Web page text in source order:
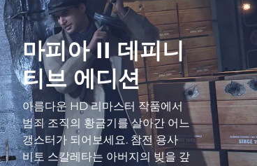
마피아 II 데피니
티브 에디션
아름다운 HD 리마스터 작품에서
범죄 조직의 황금기를 살아간 어느
갱스터가 되어보세요. 참전 용사
비토 스칼레타는 아버지의 빚을 갚